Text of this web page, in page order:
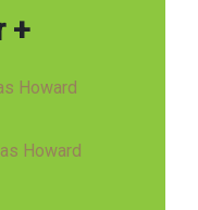
+
Howard
Howard